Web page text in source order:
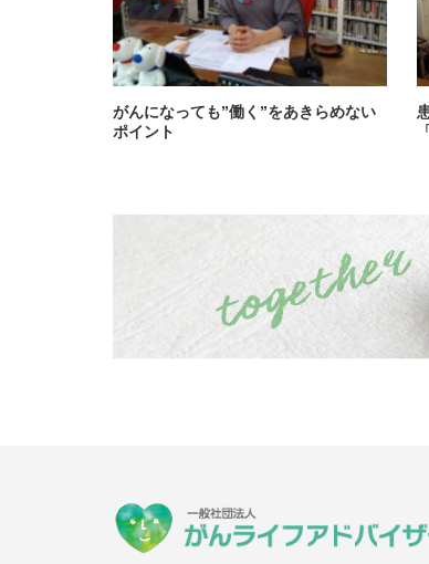
がんになっても”働く”をあきらめない
ポイント